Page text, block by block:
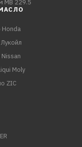
MB 229.5
Honda
Moly
ZIC